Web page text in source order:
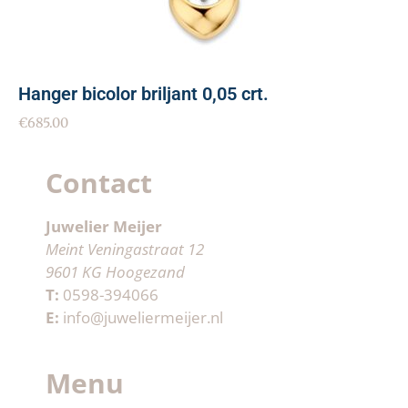
Hanger bicolor briljant 0,05 crt.
€685.00
Contact
Juwelier Meijer
Meint Veningastraat 12
9601 KG Hoogezand
T: 0598-394066
E: info@juweliermeijer.nl
Menu